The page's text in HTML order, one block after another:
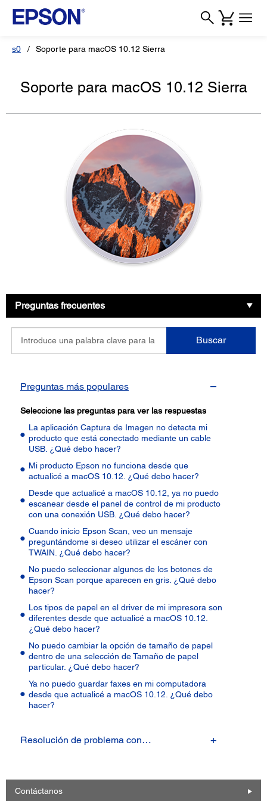
s0 Soporte para macOS 10.12 Sierra
Soporte para macOS 10.12 Sierra
Preguntas frecuentes
una
palabra
Buscar
Preguntas más populares
Seleccione las preguntas para ver las respuestas
La aplicación Captura de Imagen no detecta mi
producto que está conectado mediante un cable
USB. ¿Qué debo hacer?
Mi producto Epson no funciona desde que
actualicé a macOS 10.12. ¿Qué debo hacer?
Desde que actualicé a macOS 10.12, ya no puedo
escanear desde el panel de control de mi producto
con una conexión USB. ¿Qué debo hacer?
Cuando inicio Epson Scan, veo un mensaje
preguntándome si deseo utilizar el escáner con
TWAIN. ¿Qué debo hacer?
No puedo seleccionar algunos de los botones de
Epson Scan porque aparecen en gris. ¿Qué debo
hacer?
Los tipos de papel en el driver de mi impresora son
diferentes desde que actualicé a macOS 10.12.
¿Qué debo hacer?
No puedo cambiar la opción de tamaño de papel
dentro de una selección de Tamaño de papel
particular. ¿Qué debo hacer?
Ya no puedo guardar faxes en mi computadora
desde que actualicé a macOS 10.12. ¿Qué debo
hacer?
Resolución de problema con…
Contáctanos